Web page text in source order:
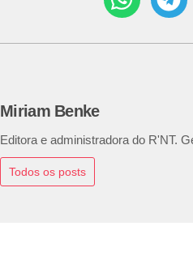
Miriam Benke
Editora e administradora do R'NT.
Todos os posts